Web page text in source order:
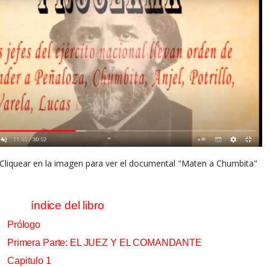
Cliquear en la imagen para ver el documental "Maten a Chumbita"
índice del libro
Prólogo
Primera Parte: EL JUEZ Y EL COMANDANTE
Capitulo 1